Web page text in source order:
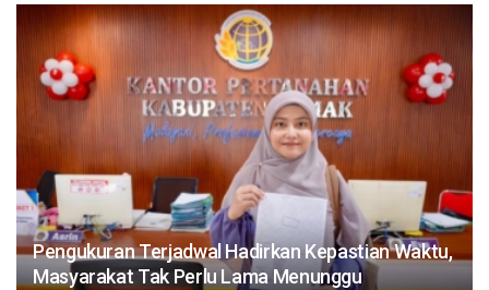
Pengukuran Terjadwal Hadirkan Kepastian Waktu,
Masyarakat Tak Perlu Lama Menunggu